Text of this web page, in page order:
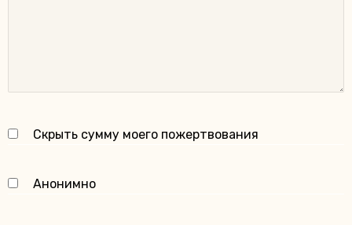
Скрыть сумму моего пожертвования
Анонимно